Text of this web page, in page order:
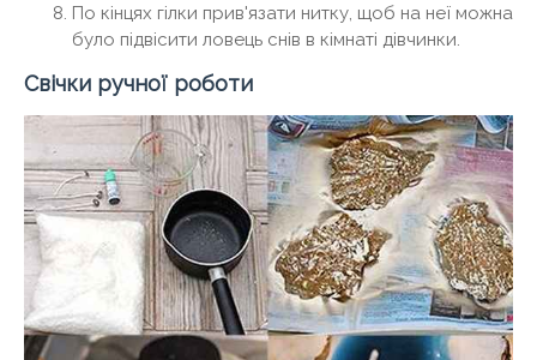
По кінцях гілки прив'язати нитку, щоб на неї можна
було підвісити ловець снів в кімнаті дівчинки.
Свічки ручної роботи